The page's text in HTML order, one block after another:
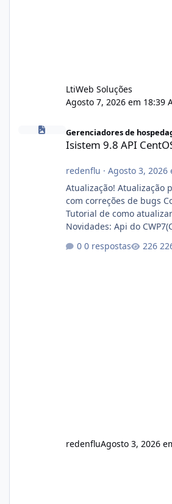
LtiWeb Soluções
Agosto 7, 2026 em 18:39
Isistem 9.8 API CentOS Web Panel
Gerenciadores de
Isistem 9.8 API
redenflu · Agosto 3, 2026
Atualização! Atualização para a versão 9.8
com correções de bugs Como atualizar?
Tutorial de como atualizar
Novidades: Api do CWP7(CentOS Web Panel)
autorizado a usasr o
0 respostas
redenfluAgosto 3, 2026